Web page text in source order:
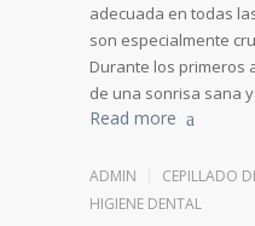
adecuada en todas
son especialmente
Durante los primeros
de una sonrisa sana
Read more
ADMIN CEPILLADO
HIGIENE DENTAL